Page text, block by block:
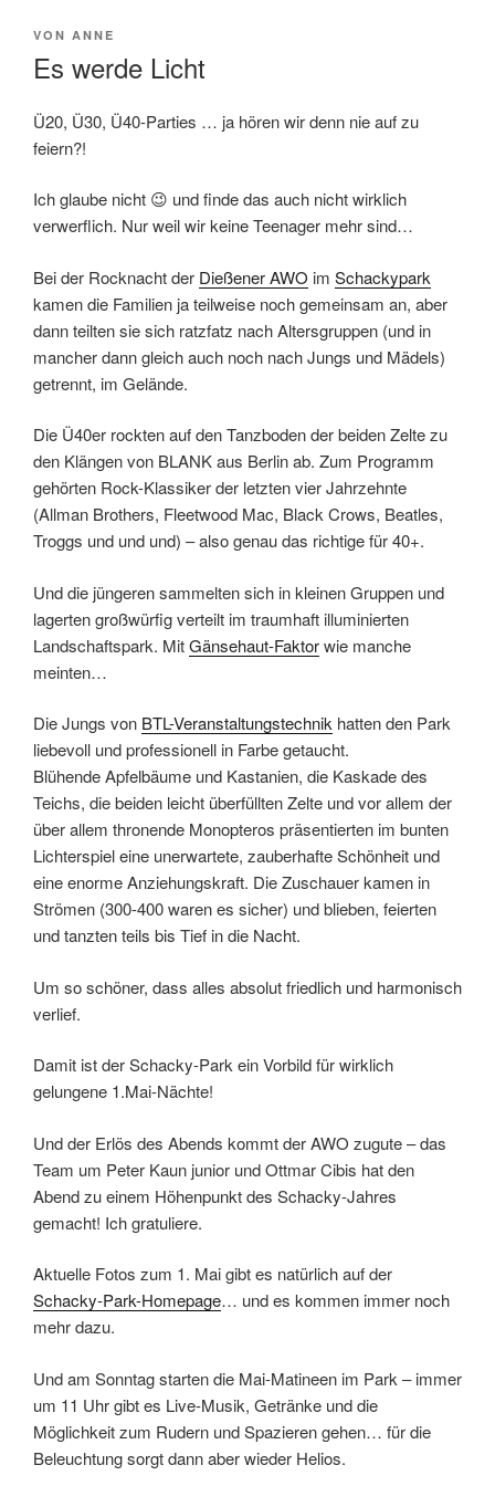
VERÖFFENTLICHT
VON ANNE
Es werde Licht
Ü20, Ü30, Ü40-Parties … ja hören wir denn nie auf zu
feiern?!
Ich glaube nicht 😉 und finde das auch nicht wirklich
verwerflich. Nur weil wir keine Teenager mehr sind…
Bei der Rocknacht der Dießener AWO im Schackypark
kamen die Familien ja teilweise noch gemeinsam an, aber
dann teilten sie sich ratzfatz nach Altersgruppen (und in
mancher dann gleich auch noch nach Jungs und Mädels)
getrennt, im Gelände.
Die Ü40er rockten auf den Tanzboden der beiden Zelte zu
den Klängen von BLANK aus Berlin ab. Zum Programm
gehörten Rock-Klassiker der letzten vier Jahrzehnte
(Allman Brothers, Fleetwood Mac, Black Crows, Beatles,
Troggs und und und) – also genau das richtige für 40+.
Und die jüngeren sammelten sich in kleinen Gruppen und
lagerten großwürfig verteilt im traumhaft illuminierten
Landschaftspark. MitGänsehaut-Faktorwie manche
meinten…
Die Jungs von BTL-Veranstaltungstechnik hatten den Park
liebevoll und professionell in Farbe getaucht.
Blühende Apfelbäume und Kastanien, die Kaskade des
Teichs, die beiden leicht überfüllten Zelte und vor allem der
über allem thronende Monopteros präsentierten im bunten
Lichterspiel eine unerwartete, zauberhafte Schönheit und
eine enorme Anziehungskraft. Die Zuschauer kamen in
Strömen (300-400 waren es sicher) und blieben, feierten
und tanzten teils bis Tief in die Nacht.
Um so schöner, dass alles absolut friedlich und harmonisch
verlief.
Damit ist der Schacky-Park ein Vorbild für wirklich
gelungene 1.Mai-Nächte!
Und der Erlös des Abends kommt der AWO zugute – das
Team um Peter Kaun junior und Ottmar Cibis hat den
Abend zu einem Höhenpunkt des Schacky-Jahres
gemacht! Ich gratuliere.
Aktuelle Fotos zum 1. Mai gibt es natürlich auf der
Schacky-Park-Homepage… und es kommen immer noch
mehr dazu.
Und am Sonntag starten die Mai-Matineen im Park – immer
um 11 Uhr gibt es Live-Musik, Getränke und die
Möglichkeit zum Rudern und Spazieren gehen… für die
Beleuchtung sorgt dann aber wieder Helios.